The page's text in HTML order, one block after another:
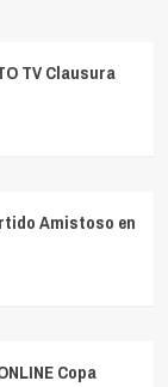
TV Clausura
Amistoso en
Copa